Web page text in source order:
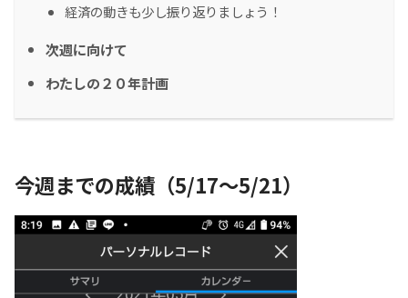
経済の動きも少し振り返りましょう！
次週に向けて
わたしの２０年計画
今週までの成績（5/17～5/21）